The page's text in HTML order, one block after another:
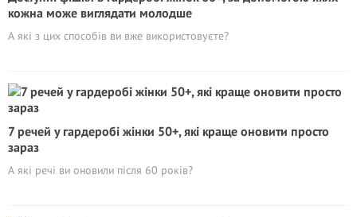
кожна може виглядати молодше
А які з цих способів ви вже використовуєте?
7 речей у гардеробі жінки 50+, які краще оновити просто
зараз
А які речі ви оновили після 60 років?